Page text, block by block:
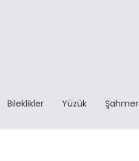
Bileklikler Yüzük